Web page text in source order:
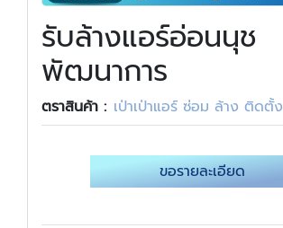
รับล้างแอร์อ่อนนุช
พัฒนาการ
ตราสินค้า : เป่าเป่าแอร์ ซ่อม ล้าง ติดตั้ง
ขอรายละเอียด